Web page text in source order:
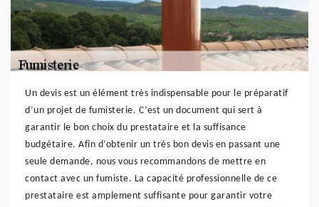
Un devis est un élément très indispensable pour le préparatif
d’un projet de fumisterie. C’est un document qui sert à
garantir le bon choix du prestataire et la suffisance
budgétaire. Afin d’obtenir un très bon devis en passant une
seule demande, nous vous recommandons de mettre en
contact avec un fumiste. La capacité professionnelle de ce
prestataire est amplement suffisante pour garantir votre